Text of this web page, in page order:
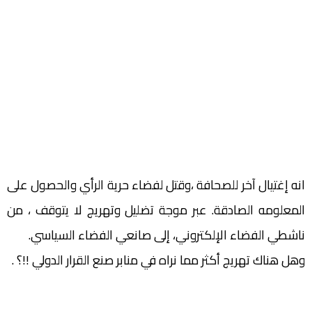
انه إغتيال آخر للصحافة ،وقتل لفضاء حرية الرأي والحصول على
المعلومه الصادقة. عبر موجة تضليل وتهريج لا يتوقف ، من
ناشطي الفضاء الإلكتروني، إلى صانعي الفضاء السياسي.
وهل هناك تهريج أكثر مما نراه في منابر صنع القرار الدولي !!؟ .